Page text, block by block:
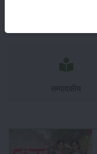
सम्पादकीय